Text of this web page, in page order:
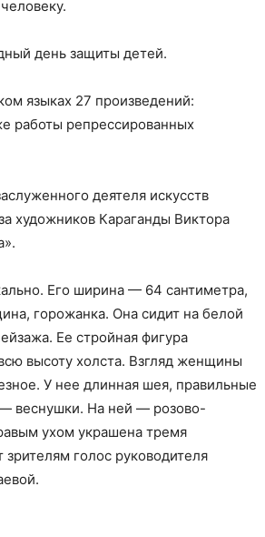
день защиты детей.
языках 27 произведений:
работы репрессированных
деятеля искусств
художников Караганды Виктора
Его ширина — 64 сантиметра,
горожанка. Она сидит на белой
Ее стройная фигура
высоту холста. Взгляд женщины
У нее длинная шея, правильные
веснушки. На ней — розово-
ухом украшена тремя
голос руководителя